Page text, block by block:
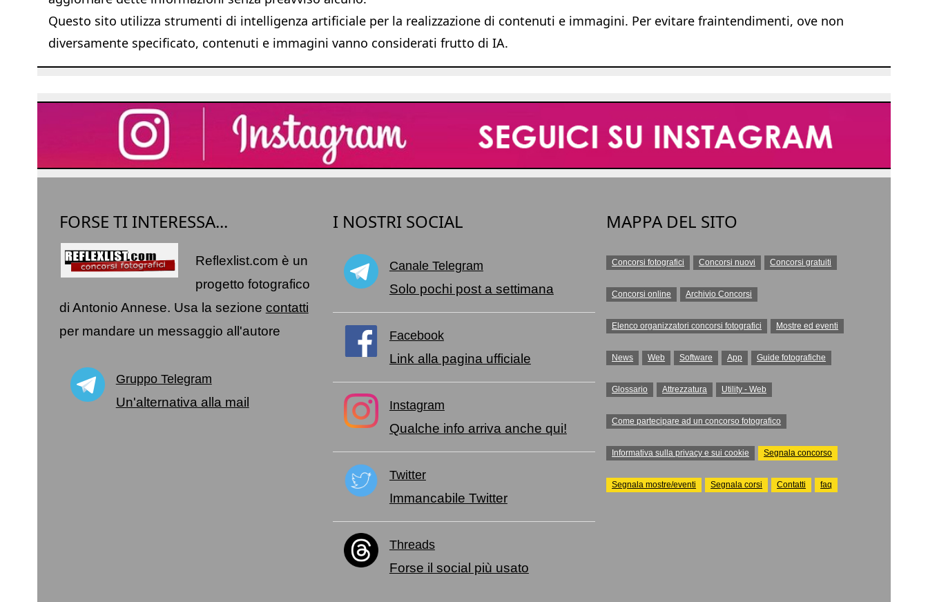
Questo sito utilizza strumenti di intelligenza artificiale per la realizzazione di contenuti e immagini. Per evitare fraintendimenti, ove non
diversamente specificato, contenuti e immagini vanno considerati frutto di IA.
FORSE TI INTERESSA...
Reflexlist.com è un
progetto fotografico
di Antonio Annese. Usa la sezione contatti
per mandare un messaggio all'autore
Gruppo Telegram
Un'alternativa alla mail
I NOSTRI SOCIAL
Canale Telegram
Solo pochi post a settimana
Facebook
Link alla pagina ufficiale
Instagram
Qualche info arriva anche qui!
Twitter
Immancabile Twitter
Threads
Forse il social più usato
MAPPA DEL SITO
Concorsi fotografici Concorsi nuovi Concorsi gratuiti
Concorsi online Archivio Concorsi
Elenco organizzatori concorsi fotografici Mostre ed eventi
News Web Software App Guide fotografiche
Glossario Attrezzatura Utility - Web
Come partecipare ad un concorso fotografico
Informativa sulla privacy e sui cookie Segnala concorso
Segnala mostre/eventi Segnala corsi Contatti faq